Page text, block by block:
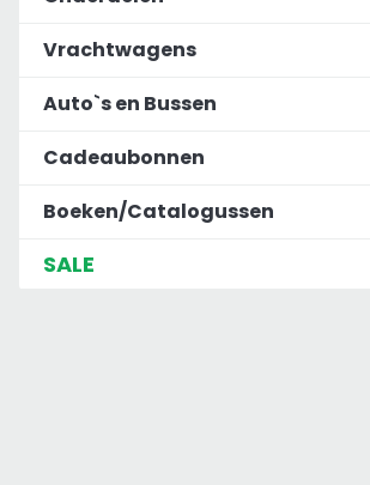
Vrachtwagens
Auto`s en Bussen
Cadeaubonnen
Boeken/Catalogussen
SALE